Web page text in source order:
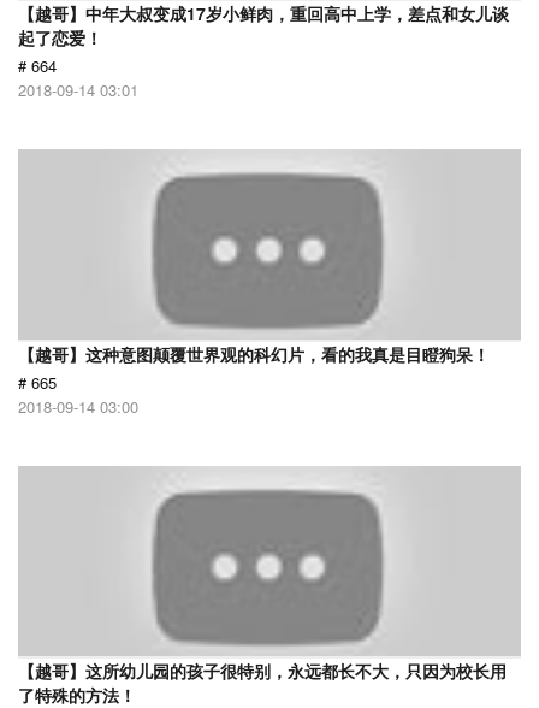
【越哥】中年大叔变成17岁小鲜肉，重回高中上学，差点和女儿谈
起了恋爱！
# 664
2018-09-14 03:01
【越哥】这种意图颠覆世界观的科幻片，看的我真是目瞪狗呆！
# 665
2018-09-14 03:00
【越哥】这所幼儿园的孩子很特别，永远都长不大，只因为校长用
了特殊的方法！